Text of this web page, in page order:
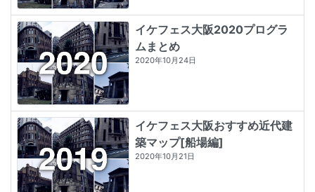
イケフェス大阪2020プログラ
ムまとめ
2020年10月24日
イケフェス大阪おすすめ近代建
築マップ[船場編]
2020年10月21日